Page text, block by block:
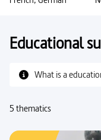
Educational
What is a
5 thematics